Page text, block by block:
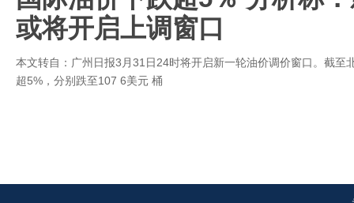
或将开启上调窗口
本文转自：广州日报3月31日24时将开启新一轮油价调价窗口。截至
超5%，分别跌至107 6美元 桶